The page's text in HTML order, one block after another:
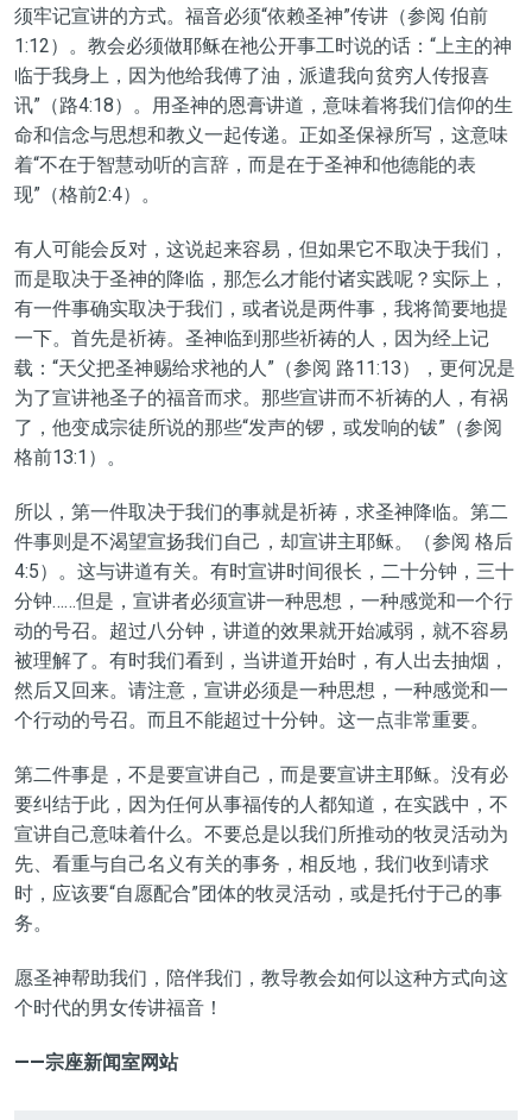
须牢记宣讲的方式。福音必须“依赖圣神”传讲（参阅 伯前
1:12）。教会必须做耶稣在祂公开事工时说的话： “上主的神
临于我身上，因为他给我傅了油，派遣我向贫穷人传报喜
讯”（路4:18）。用圣神的恩膏讲道，意味着将我们信仰的生
命和信念与思想和教义一起传递。正如圣保禄所写，这意味
着“不在于智慧动听的言辞，而是在于圣神和他德能的表
现”（格前2:4）。
有人可能会反对， 这说起来容易，但如果它不取决于我们，
而是取决于圣神的降临， 那怎么才能付诸实践呢？实际上，
有一件事确实取决于我们，或者说是两件事，我将简要地提
一下。首先是祈祷。圣神临到那些祈祷的人，因为经上记
载：“天父把圣神赐给求祂的人”（参阅 路11:13），更何况是
为了宣讲祂圣子的福音而求。那些宣讲而不祈祷的人，有祸
了 ，他变成宗徒所说的那些“发声的锣，或发响的钹”（参阅
格前13:1）。
所以，第一件取决于我们的事就是祈祷，求圣神降临。第二
件事则是不渴望宣扬我们自己，却宣讲主耶稣。（参阅 格后
4:5）。这与讲道有关。有时宣讲时间很长， 二十分钟， 三十
分钟……但是， 宣讲者必须宣讲一种思想，一种感觉和一个行
动的号召。超过八分钟， 讲道的效果就开始减弱，就不容易
被理解了。有时我们看到，当讲道开始时，有人出去抽烟，
然后又回来。 请注意，宣讲必须是一种思想，一种感觉和一
个行动的号召。而且不能超过十分钟。这一点非常重要。
第二件事是 ，不是要宣讲自己，而是要宣讲主耶稣。没有必
要纠结于此，因为任何从事福传的人都知道，在实践中，不
宣讲自己意味着什么。不要总是以我们所推动的牧灵活动为
先、看重与自己名义有关的事务，相反地，我们收到请求
时，应该要“自愿配合”团体的牧灵活动，或是托付于己的事
务。
愿圣神帮助我们，陪伴我们，教导教会如何以这种方式向这
个时代的男女传讲福音！
——宗座新闻室网站